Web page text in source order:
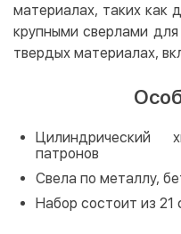
материалах, таких как
крупными сверлами
твердых материалах,
Цилиндрический
патронов
Свела по металлу,
Набор состоит из 21